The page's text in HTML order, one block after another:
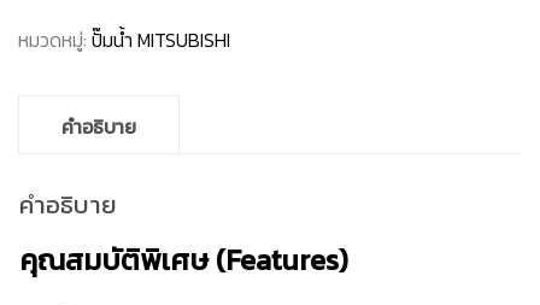
หมวดหมู่: ปั๊มน้ำ MITSUBISHI
คำอธิบาย
คำอธิบาย
คุณสมบัติพิเศษ (Features)